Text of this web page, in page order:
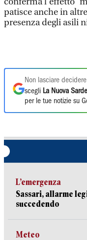
patisce anche in
presenza degli asili
Non lasciare
scegli La Nuova
per le tue notizie su
L’emergenza
Sassari, allarme
succedendo
Meteo